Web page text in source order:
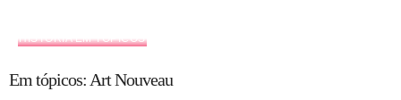
HISTÓRIA EM TÓPICOS
Em tópicos: Art Nouveau